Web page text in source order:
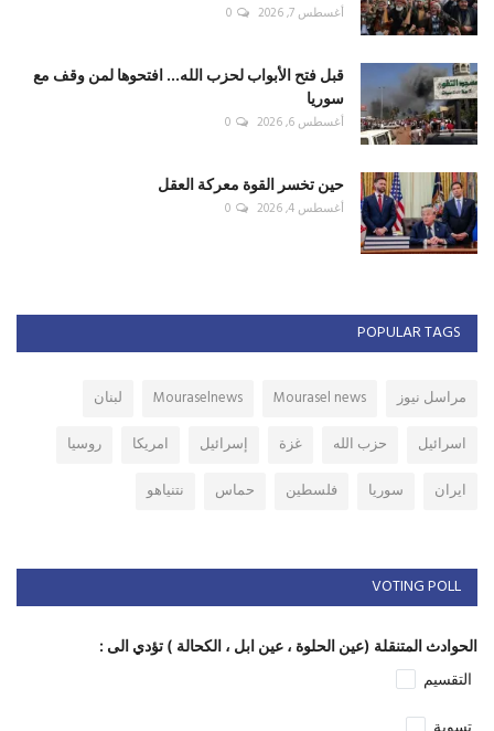
أغسطس 7, 2026 0
قبل فتح الأبواب لحزب الله... افتحوها لمن وقف مع
سوريا
أغسطس 6, 2026 0
حين تخسر القوة معركة العقل
أغسطس 4, 2026 0
POPULAR TAGS
مراسل نيوز Mourasel news
Mouraselnews
لبنان
اسرائيل
حزب الله غزة إسرائيل امريكا
روسيا
ايران
سوريا فلسطين حماس نتنياهو
VOTING POLL
الحوادث المتنقلة (عين الحلوة ، عين ابل ، الكحالة ) تؤدي الى :
التقسيم